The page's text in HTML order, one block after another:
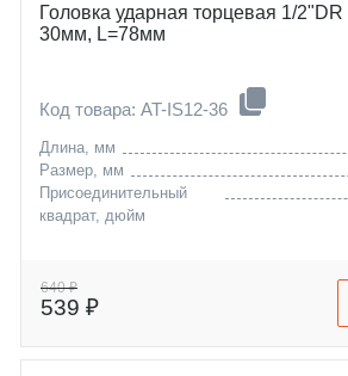
Головка ударная торцевая 1/
30мм, L=78мм
Код товара: AT-IS12-36
Длина, мм
Размер, мм
Присоединительный
квадрат, дюйм
640 ₽
539 ₽